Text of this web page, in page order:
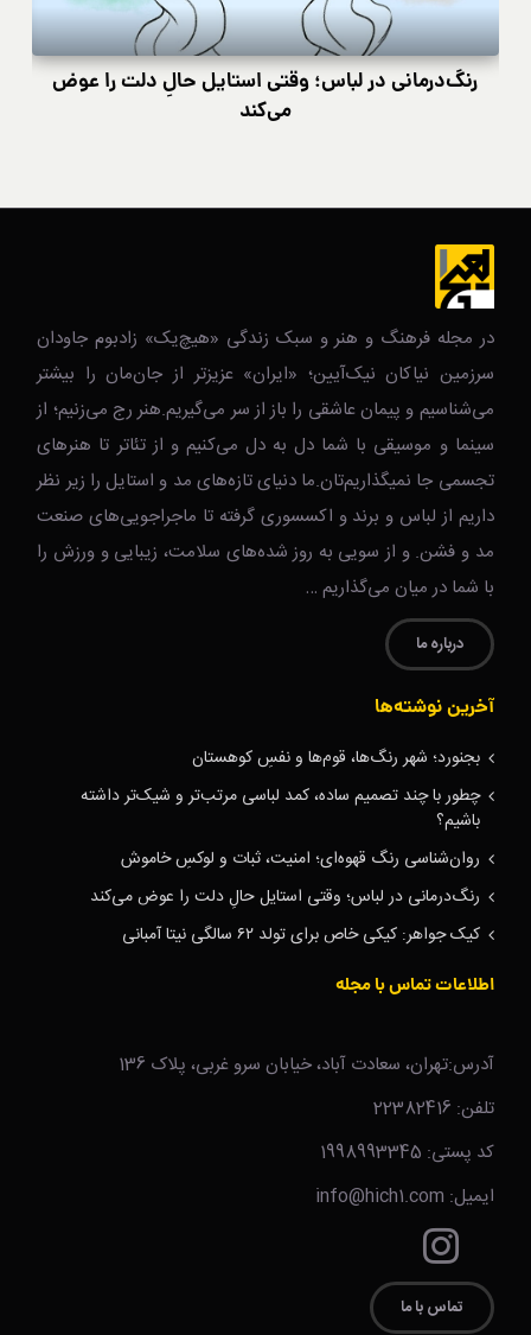
رنگ‌درمانی در لباس؛ وقتی استایل حالِ دلت را عوض
می‌کند
در مجله فرهنگ و هنر و سبک زندگی‌ «هیچ‌یک» زادبوم جاودان
سرزمین نیاکان نیک‌‌‌آیین؛ «ایران» عزیزتر از جان‌مان را بیشتر
می‌شناسیم و پیمان عاشقی را باز از سر می‌گیریم.هنر رج می‌زنیم؛ از
سینما و موسیقی با شما دل به دل می‌کنیم و از تئاتر تا هنرهای
تجسمی جا نمیگذاریم‌تان.ما دنیای تازه‌های مد و استایل را زیر نظر
داریم از لباس و برند و اکسسوری گرفته تا ماجراجویی‌های صنعت
مد و فشن. و از سویی به روز شده‌های سلامت، زیبایی و ورزش را
با شما در میان می‌گذاریم …
درباره ما
آخرین نوشته‌ها
بجنورد؛ شهر رنگ‌ها، قوم‌ها و نفسِ کوهستان
چطور با چند تصمیم ساده، کمد لباسی مرتب‌تر و شیک‌تر داشته
باشیم؟
روان‌شناسی رنگ قهوه‌ای؛ امنیت، ثبات و لوکسِ خاموش
رنگ‌درمانی در لباس؛ وقتی استایل حالِ دلت را عوض می‌کند
کیک جواهر: کیکی خاص برای تولد ۶۲ سالگی نیتا آمبانی
اطلاعات تماس با مجله
آدرس:تهران، سعادت آباد، خیابان سرو غربی، پلاک 136
تلفن: 22382416
کد پستی: 1998993345
ایمیل: info@hich1.com
تماس با ما